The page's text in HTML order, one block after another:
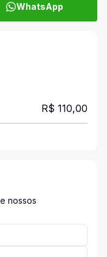
WhatsApp
R$ 110,00
nossos